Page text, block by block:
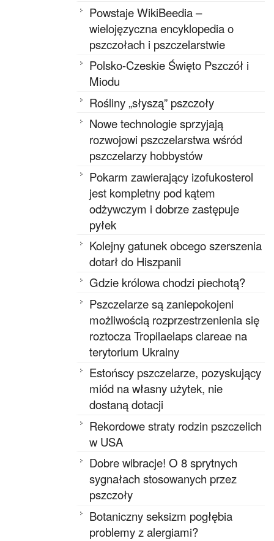
Powstaje WikiBeedia –
wielojęzyczna encyklopedia o
pszczołach i pszczelarstwie
Polsko-Czeskie Święto Pszczół i
Miodu
Rośliny „słyszą” pszczoły
Nowe technologie sprzyjają
rozwojowi pszczelarstwa wśród
pszczelarzy hobbystów
Pokarm zawierający izofukosterol
jest kompletny pod kątem
odżywczym i dobrze zastępuje
pyłek
Kolejny gatunek obcego szerszenia
dotarł do Hiszpanii
Gdzie królowa chodzi piechotą?
Pszczelarze są zaniepokojeni
możliwością rozprzestrzenienia się
roztocza Tropilaelaps clareae na
terytorium Ukrainy
Estońscy pszczelarze, pozyskujący
miód na własny użytek, nie
dostaną dotacji
Rekordowe straty rodzin pszczelich
w USA
Dobre wibracje! O 8 sprytnych
sygnałach stosowanych przez
pszczoły
Botaniczny seksizm pogłębia
problemy z alergiami?